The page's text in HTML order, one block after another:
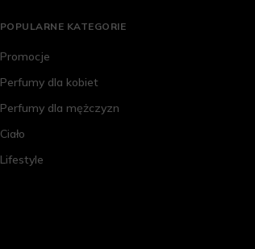
POPULARNE KATEGORIE
Promocje
Perfumy dla kobiet
Perfumy dla mężczyzn
Ciało
Lifestyle